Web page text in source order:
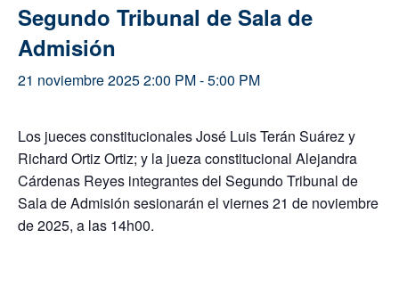
Segundo Tribunal de Sala de
Admisión
21 noviembre 2025 2:00 PM-5:00 PM
Los jueces constitucionales José Luis Terán Suárez y
Richard Ortiz Ortiz; y la jueza constitucional Alejandra
Cárdenas Reyes integrantes del Segundo Tribunal de
Sala de Admisión sesionarán el viernes 21 de noviembre
de 2025, a las 14h00.